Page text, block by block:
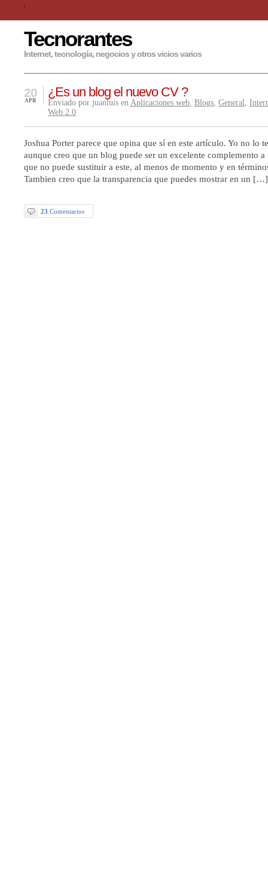
Tecnorantes
Internet, tecnología, negocios y otros vicios varios
¿Es un blog el nuevo CV ?
20
APR Enviado por juanluis en Aplicaciones web, Blogs, General,
Web 2.0
Joshua Porter parece que opina que sí en este artículo. Yo no lo
aunque creo que un blog puede ser un excelente complemento
que no puede sustituir a este, al menos de momento y en
Tambien creo que la transparencia que puedes mostrar en un […]
23 Comentarios